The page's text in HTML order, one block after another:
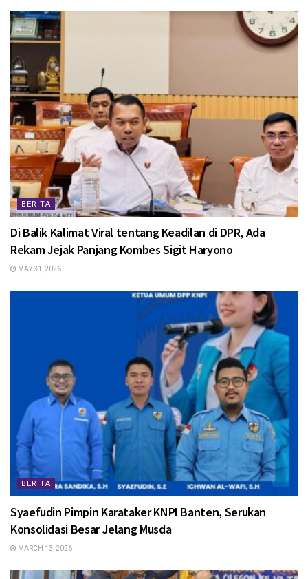
BERITA
Di Balik Kalimat Viral tentang Keadilan di DPR, Ada
Rekam Jejak Panjang Kombes Sigit Haryono
MAY 31, 2026
BERITA
Syaefudin Pimpin Karataker KNPI Banten, Serukan
Konsolidasi Besar Jelang Musda
MARCH 13, 2026